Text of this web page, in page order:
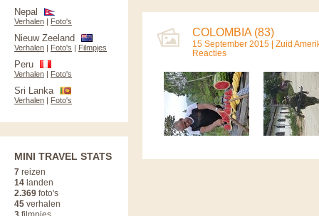
COLOMBIA (83)
15 September 2015 | Zuid
Reacties
Nepal
Verhalen | Foto's
Nieuw Zeeland
Verhalen | Foto's | Filmpjes
Peru
Verhalen | Foto's
Sri Lanka
Verhalen | Foto's
MINI TRAVEL STATS
7 reizen
14 landen
2.369 foto's
45 verhalen